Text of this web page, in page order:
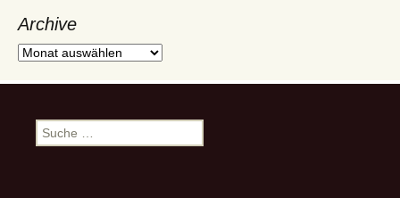
Archive
Archive
Suche
nach: